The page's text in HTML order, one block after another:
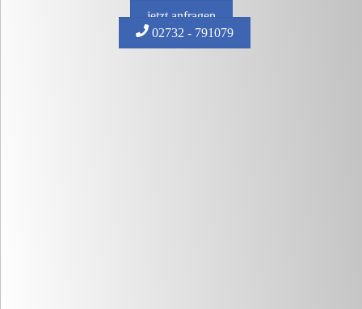
jetzt anfragen
02732 - 791079